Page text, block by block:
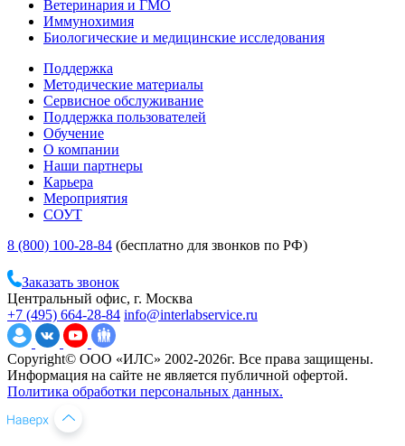
Ветеринария и ГМО
Иммунохимия
Биологические и медицинские исследования
Поддержка
Методические материалы
Сервисное обслуживание
Поддержка пользователей
Обучение
О компании
Наши партнеры
Карьера
Мероприятия
СОУТ
8 (800) 100-28-84 (бесплатно для звонков по РФ)
Заказать звонок
Центральный офис, г. Москва
+7 (495) 664-28-84 info@interlabservice.ru
Copyright© ООО «ИЛС» 2002-2026г. Все права защищены.
Информация на сайте не является публичной офертой.
Политика обработки персональных данных.